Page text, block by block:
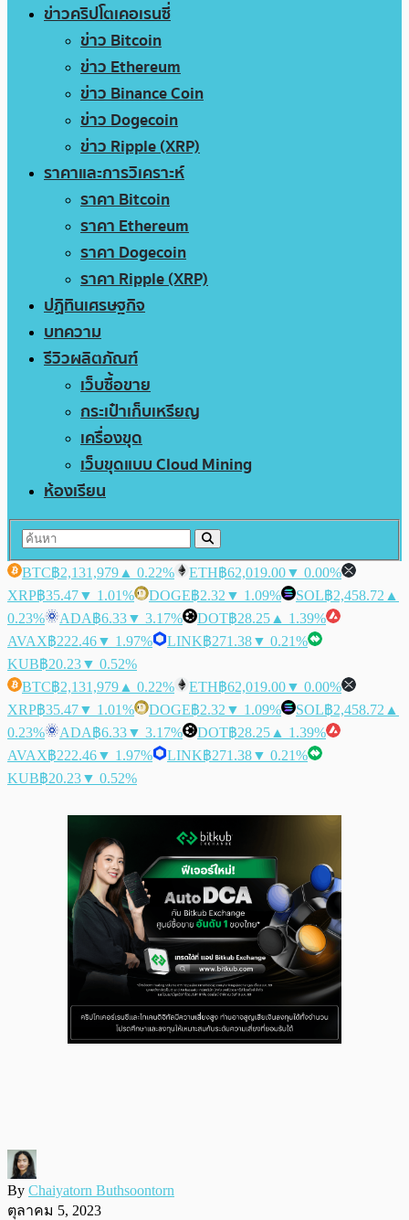
ข่าวคริปโตเคอเรนซี่
ข่าว Bitcoin
ข่าว Ethereum
ข่าว Binance Coin
ข่าว Dogecoin
ข่าว Ripple (XRP)
ราคาและการวิเคราะห์
ราคา Bitcoin
ราคา Ethereum
ราคา Dogecoin
ราคา Ripple (XRP)
ปฏิทินเศรษฐกิจ
บทความ
รีวิวผลิตภัณฑ์
เว็บซื้อขาย
กระเป๋าเก็บเหรียญ
เครื่องขุด
เว็บขุดแบบ Cloud Mining
ห้องเรียน
BTC฿2,131,979 ▲ 0.22% ETH฿62,019.00▼ 0.00%
XRP฿35.47▼ 1.01% DOGE฿2.32 ▼ 1.09% SOL฿2,458.72 ▲
0.23%
ADA฿6.33▼ 3.17% DOT฿28.25 ▲ 1.39%
AVAX฿222.46▼ 1.97% LINK฿271.38▼ 0.21%
KUB฿20.23▼ 0.52%
BTC฿2,131,979 ▲ 0.22% ETH฿62,019.00▼ 0.00%
XRP฿35.47▼ 1.01% DOGE฿2.32 ▼ 1.09% SOL฿2,458.72 ▲
0.23%
ADA฿6.33▼ 3.17% DOT฿28.25 ▲ 1.39%
AVAX฿222.46▼ 1.97% LINK฿271.38▼ 0.21%
KUB฿20.23▼ 0.52%
By Chaiyatorn Buthsoontorn
ตุลาคม 5, 2023